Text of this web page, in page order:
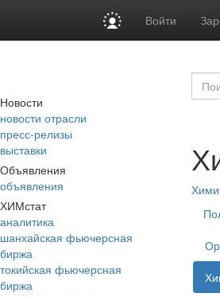
Войти
Новости
новости отрасли
пресс-релизы
выставки
Объявления
объявления
ХИМстат
аналитика
шанхайская фьючерсная
биржа
токийская фьючерсная
биржа